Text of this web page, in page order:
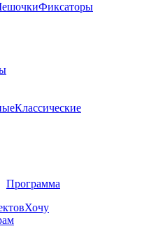
Фиксаторы
Классические
Программа
Хочу